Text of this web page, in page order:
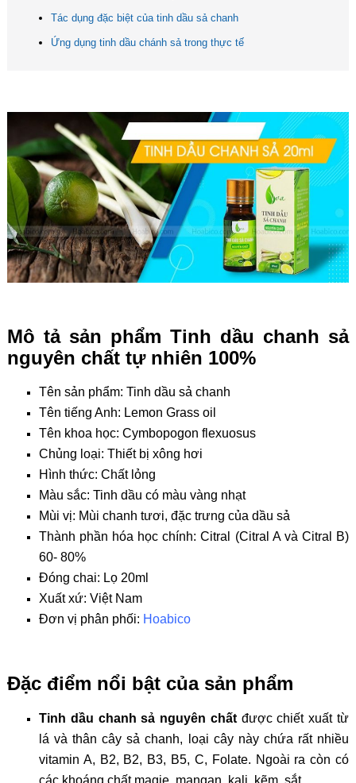
Tác dụng đặc biệt của tinh dầu sả chanh
Ứng dụng tinh dầu chánh sả trong thực tế
Mô tả sản phẩm Tinh dầu chanh sả
nguyên chất tự nhiên 100%
Tên sản phẩm: Tinh dầu sả chanh
Tên tiếng Anh: Lemon Grass oil
Tên khoa học: Cymbopogon flexuosus
Chủng loại: Thiết bị xông hơi
Hình thức: Chất lỏng
Màu sắc: Tinh dầu có màu vàng nhạt
Mùi vị: Mùi chanh tươi, đặc trưng của dầu sả
Thành phần hóa học chính: Citral (Citral A và Citral B)
60- 80%
Đóng chai: Lọ 20ml
Xuất xứ: Việt Nam
Đơn vị phân phối: Hoabico
Đặc điểm nổi bật của sản phẩm
Tinh dầu chanh sả nguyên chấtđược chiết xuất từ
lá và thân cây sả chanh, loại cây này chứa rất nhiều
vitamin A, B2, B2, B3, B5, C, Folate. Ngoài ra còn có
các khoáng chất magie, mangan, kali, kẽm, sắt…